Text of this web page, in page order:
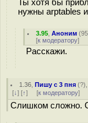
Ты хотя бы
нужны arptables
3.95 ,Аноним (95
[к модератору]
Расскажи.
1.36 ,Пишу с 3 пня (?
[↓] [↑] [к модератору]
Слишком сложно.